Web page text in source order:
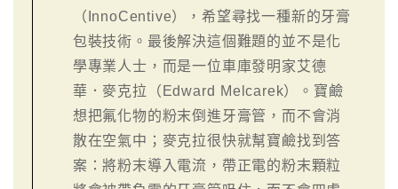
（InnoCentive），希望尋找一種新的牙膏
包裝技術。最後解決這個難題的並不是化
學專業人士，而是一位車庫發明家艾德
華．麥克拉（Edward Melcarek）。寶鹼
想把氟化物的粉末倒進牙膏管，而不會消
散在空氣中；麥克拉很快就幫寶鹼找到答
案：將粉末導入電流，帶正電的粉末顆粒